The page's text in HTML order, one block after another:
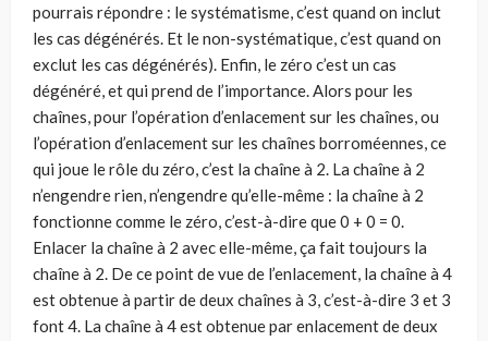
pourrais répondre : le systématisme, c’est quand on inclut
les cas dégénérés. Et le non-systématique, c’est quand on
exclut les cas dégénérés). Enfin, le zéro c’est un cas
dégénéré, et qui prend de l’importance. Alors pour les
chaînes, pour l’opération d’enlacement sur les chaînes, ou
l’opé­ration d’enlacement sur les chaînes borroméennes, ce
qui joue le rôle du zéro, c’est la chaîne à 2. La chaîne à 2
n’engendre rien, n’engendre qu’el­le-même : la chaîne à 2
fonctionne comme le zéro, c’est-à-dire que 0 + 0 = 0.
Enlacer la chaîne à 2 avec elle-même, ça fait toujours la
chaîne à 2. De ce point de vue de l’enlacement, la chaîne à 4
est obtenue à partir de deux chaînes à 3, c’est-à-dire 3 et 3
font 4. La chaîne à 4 est obtenue par enla­cement de deux